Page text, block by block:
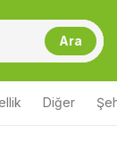
Ara
Diğer